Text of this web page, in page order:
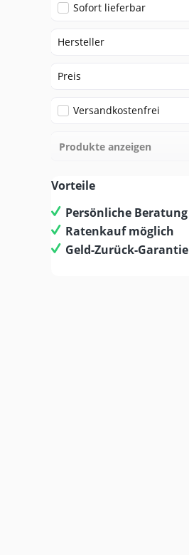
Sofort lieferbar
Hersteller
Beatbot Poolroboter
BWT Pool Products GmbH
Zodiac
Preis
Versandkostenfrei
Produkte anzeigen
Vorteile
Persönliche Beratung
Ratenkauf möglich
Geld-Zurück-Garantie